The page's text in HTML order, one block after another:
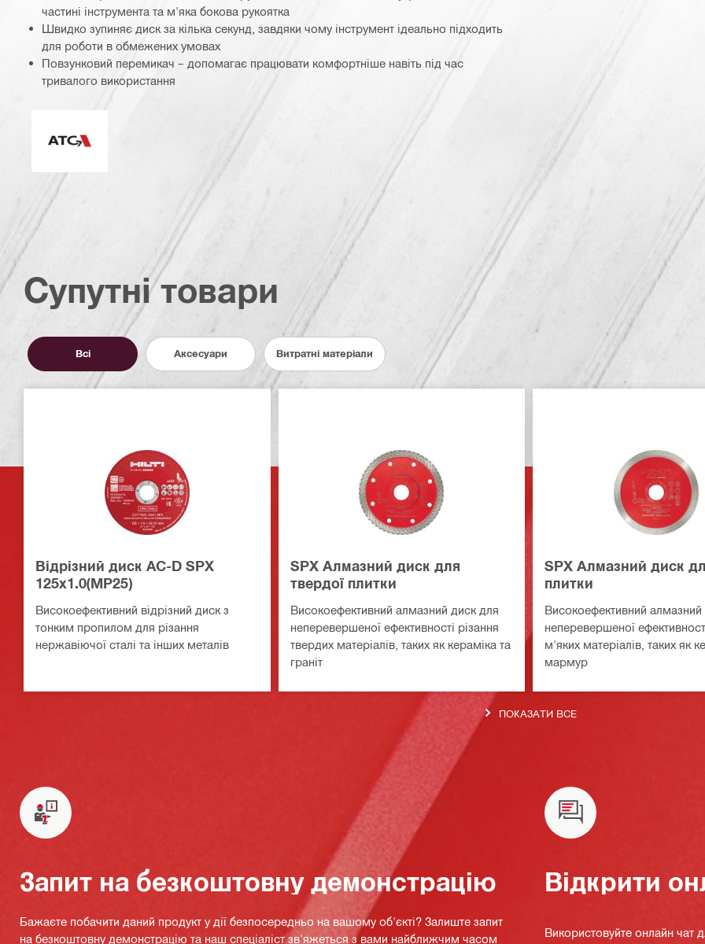
частині інструмента та м'яка бокова рукоятка
Швидко зупиняє диск за кілька секунд, завдяки чому інструмент ідеально підходить
для роботи в обмежених умовах
Повзунковий перемикач – допомагає працювати комфортніше навіть під час
тривалого використання
Супутні товари
Всі Аксесуари Витратні матеріали
Вiдрiзний диск AC-D SPX
125x1.0(MP25)
Високоефективний відрізний диск з
тонким пропилом для різання
нержавіючої сталі та інших металів
SPX Алмазний диск для
твердої плитки
Високоефективний алмазний диск для
неперевершеної ефективності різання
твердих матеріалів, таких як кераміка та
граніт
SPX Алмазний диск
плитки
Високоефективний алмазний
неперевершеної
м'яких матеріалів, таких як
мармур
ПОКАЗАТИ ВСЕ
Запит на безкоштовну демонстрацію
Бажаєте побачити даний продукт у дії безпосередньо на вашому об'єкті? Залиште запит
на безкоштовну демонстрацію та наш спеціаліст зв'яжеться з вами найближчим часом
Відкрити
Використовуйте онлайн чат